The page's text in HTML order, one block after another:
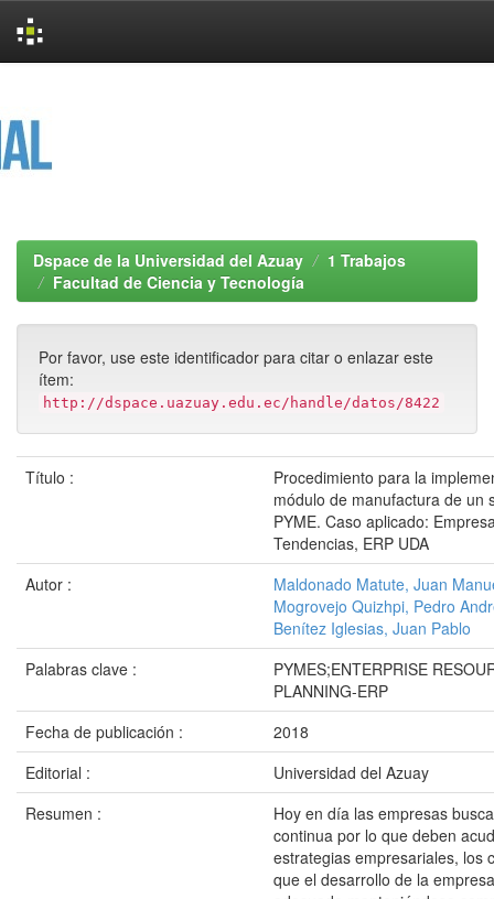
Dspace de la Universidad del Azuay
1 Trabajos
Facultad de Ciencia y Tecnología
Por favor, use este identificador para citar o enlazar este
ítem:
http://dspace.uazuay.edu.ec/handle/datos/8422
Título :
Procedimiento para la
módulo de manufactura de un
PYME. Caso aplicado:
Tendencias, ERP UDA
Autor :
Maldonado Matute, Juan
Mogrovejo Quizhpi, Pedro
Benítez Iglesias, Juan Pablo
Palabras clave :
PYMES;ENTERPRISE
PLANNING-ERP
Fecha de publicación :
2018
Editorial :
Universidad del Azuay
Resumen :
Hoy en día las empresas
continua por lo que deben
estrategias empresariales, los
que el desarrollo de la